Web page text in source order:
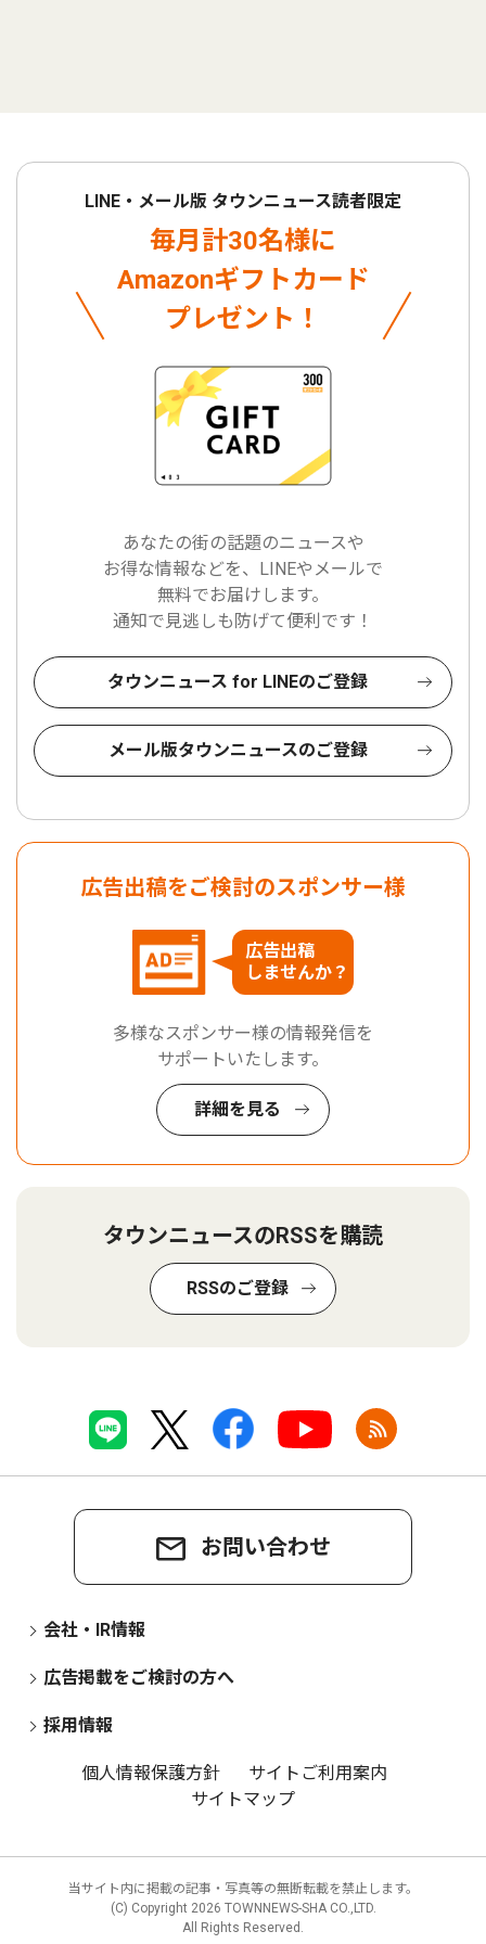
LINE・メール版 タウンニュース読者限定
毎月計30名様に
Amazonギフトカード
プレゼント！
あなたの街の話題のニュースや
お得な情報などを、LINEやメールで
無料でお届けします。
通知で見逃しも防げて便利です！
タウンニュース for LINEのご登録
メール版タウンニュースのご登録
広告出稿をご検討のスポンサー様
広告出稿
しませんか？
多様なスポンサー様の情報発信を
サポートいたします。
詳細を見る
タウンニュースのRSSを購読
RSSのご登録
お問い合わせ
会社・IR情報
広告掲載をご検討の方へ
採用情報
個人情報保護方針
サイトご利用案内
サイトマップ
当サイト内に掲載の記事・写真等の無断転載を禁止します。
(C) Copyright 2026 TOWNNEWS-SHA CO.,LTD.
All Rights Reserved.